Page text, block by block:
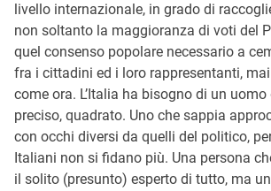
livello internazionale, in grado di
non soltanto la maggioranza di voti del
quel consenso popolare necessario a
fra i cittadini ed i loro rappresentanti,
come ora. L’Italia ha bisogno di un
preciso, quadrato. Uno che sappia
con occhi diversi da quelli del politico,
Italiani non si fidano più. Una persona
il solito (presunto) esperto di tutto, ma